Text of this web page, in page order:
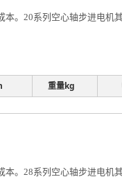
。20系列空心轴步进电机
重量kg
。28系列空心轴步进电机